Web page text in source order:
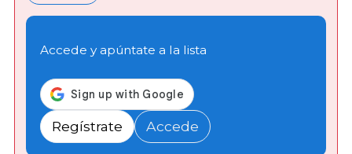
Accede y apúntate a la lista
Regístrate Accede